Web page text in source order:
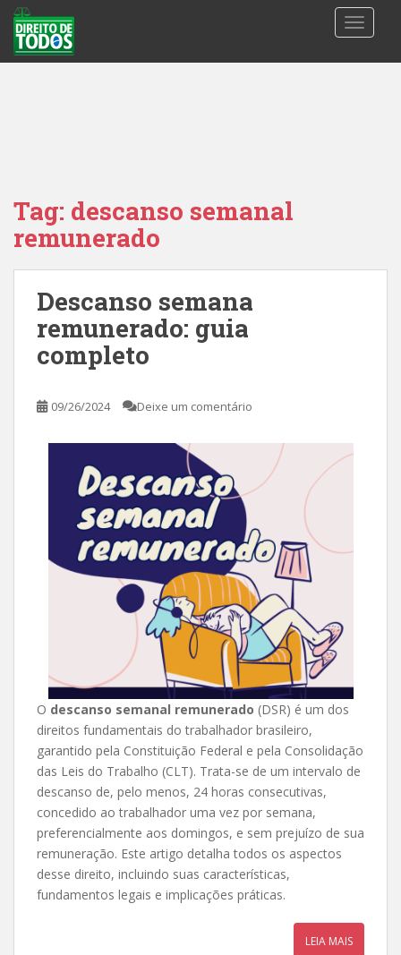
Tag: descanso semanal
remunerado
Descanso semana
remunerado: guia
completo
09/26/2024 Deixe um comentário
O descanso semanal remunerado (DSR) é um dos
direitos fundamentais do trabalhador brasileiro,
garantido pela Constituição Federal e pela Consolidação
das Leis do Trabalho (CLT). Trata-se de um intervalo de
descanso de, pelo menos, 24 horas consecutivas,
concedido ao trabalhador uma vez por semana,
preferencialmente aos domingos, e sem prejuízo de sua
remuneração. Este artigo detalha todos os aspectos
desse direito, incluindo suas características,
fundamentos legais e implicações práticas.
LEIA MAIS